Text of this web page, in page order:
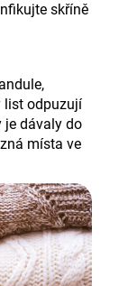
skříně
list odpuzují
je dávaly do
místa ve